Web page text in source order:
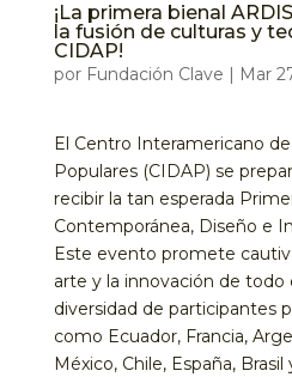
¡La primera bienal
la fusión de culturas y
CIDAP!
por Fundación Clave | Mar
El Centro Interamericano
Populares (CIDAP) se
recibir la tan esperada
Contemporánea, Diseño e
Este evento promete
arte y la innovación de todo
diversidad de participantes
como Ecuador, Francia,
México, Chile, España,